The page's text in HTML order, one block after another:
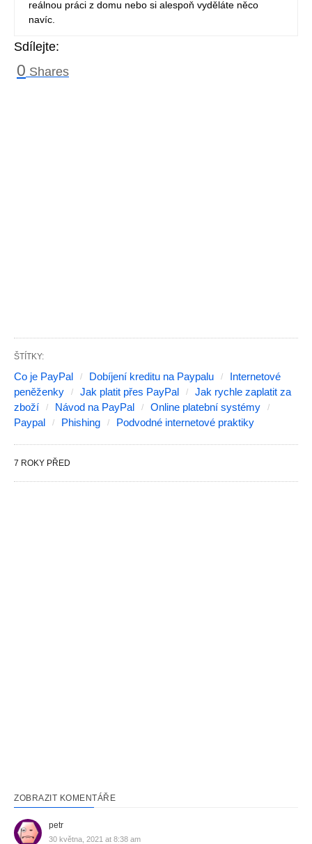
reálnou práci z domu nebo si alespoň vyděláte něco
navíc.
Sdílejte:
0 Shares
ŠTÍTKY:
Co je PayPal Dobíjení kreditu na Paypalu
Internetové
peněženky
Jak platit přes PayPal
Jak rychle zaplatit za
zboží
Návod na PayPal
Online platební systémy
Paypal
Phishing Podvodné internetové praktiky
7 ROKY PŘED
ZOBRAZIT KOMENTÁŘE
petr
30 května, 2021 at 8:38 am